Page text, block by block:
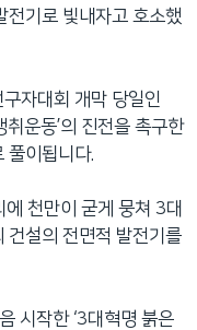
전기로 빛내자고 호소했
자대회 개막 당일인
운동’의 진전을 촉구한
풀이됩니다.
천만이 굳게 뭉쳐 3대
건설의 전면적 발전기를
시작한 ‘3대혁명 붉은